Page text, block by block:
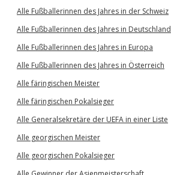
Alle Fußballerinnen des Jahres in der Schweiz
Alle Fußballerinnen des Jahres in Deutschland
Alle Fußballerinnen des Jahres in Europa
Alle Fußballerinnen des Jahres in Österreich
Alle färingischen Meister
Alle färingischen Pokalsieger
Alle Generalsekretäre der UEFA in einer Liste
Alle georgischen Meister
Alle georgischen Pokalsieger